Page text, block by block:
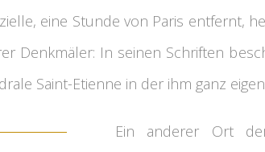
eine Stunde von Paris entfernt,
Denkmäler: In seinen Schriften
Saint-Etienne in der ihm ganz
Ein anderer Ort